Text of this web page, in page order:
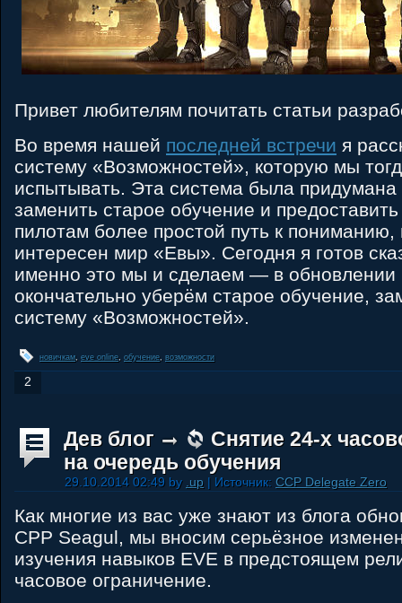
Привет любителям почитать статьи
Во время нашей последней встречи я
систему «Возможностей», которую мы
испытывать. Эта система была
заменить старое обучение и
пилотам более простой путь к пониманию,
интересен мир «Евы». Сегодня я готов
именно это мы и сделаем — в обновлении
окончательно уберём старое обучение,
систему «Возможностей».
новичкам, eve online, обучение, возможности
2
Дев блог
Снятие 24-х
на очередь обучения
29.10.2014 02:49 by .up | Источник: CCP Delegate Zero
Как многие из вас уже знают из блога
CPP Seagul, мы вносим серьёзное
изучения навыков EVE в предстоящем
часовое ограничение.